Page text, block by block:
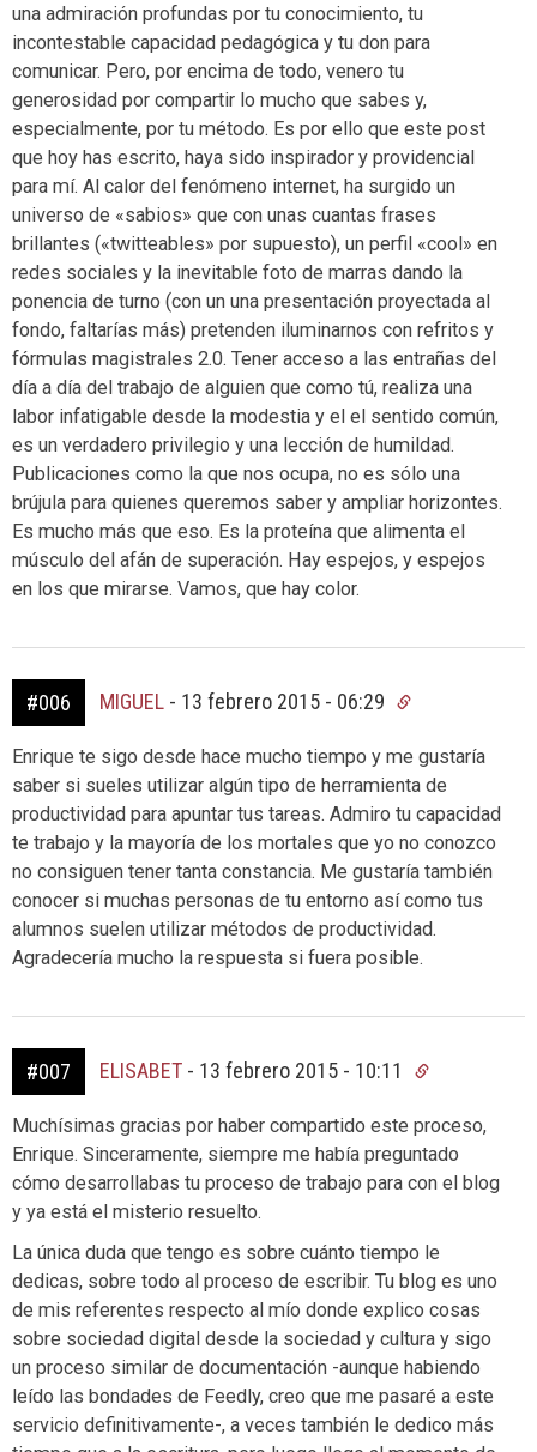
una admiración profundas por tu conocimiento, tu
incontestable capacidad pedagógica y tu don para
comunicar. Pero, por encima de todo, venero tu
generosidad por compartir lo mucho que sabes y,
especialmente, por tu método. Es por ello que este post
que hoy has escrito, haya sido inspirador y providencial
para mí. Al calor del fenómeno internet, ha surgido un
universo de «sabios» que con unas cuantas frases
brillantes («twitteables» por supuesto), un perfil «cool» en
redes sociales y la inevitable foto de marras dando la
ponencia de turno (con un una presentación proyectada al
fondo, faltarías más) pretenden iluminarnos con refritos y
fórmulas magistrales 2.0. Tener acceso a las entrañas del
día a día del trabajo de alguien que como tú, realiza una
labor infatigable desde la modestia y el el sentido común,
es un verdadero privilegio y una lección de humildad.
Publicaciones como la que nos ocupa, no es sólo una
brújula para quienes queremos saber y ampliar horizontes.
Es mucho más que eso. Es la proteína que alimenta el
músculo del afán de superación. Hay espejos, y espejos
en los que mirarse. Vamos, que hay color.
#006 MIGUEL - 13 febrero 2015 - 06:29
Enrique te sigo desde hace mucho tiempo y me gustaría
saber si sueles utilizar algún tipo de herramienta de
productividad para apuntar tus tareas. Admiro tu capacidad
te trabajo y la mayoría de los mortales que yo no conozco
no consiguen tener tanta constancia. Me gustaría también
conocer si muchas personas de tu entorno así como tus
alumnos suelen utilizar métodos de productividad.
Agradecería mucho la respuesta si fuera posible.
#007 ELISABET - 13 febrero 2015 - 10:11
Muchísimas gracias por haber compartido este proceso,
Enrique. Sinceramente, siempre me había preguntado
cómo desarrollabas tu proceso de trabajo para con el blog
y ya está el misterio resuelto.
La única duda que tengo es sobre cuánto tiempo le
dedicas, sobre todo al proceso de escribir. Tu blog es uno
de mis referentes respecto al mío donde explico cosas
sobre sociedad digital desde la sociedad y cultura y sigo
un proceso similar de documentación -aunque habiendo
leído las bondades de Feedly, creo que me pasaré a este
servicio definitivamente-, a veces también le dedico más